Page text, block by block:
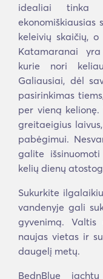
idealiai tinka
ekonomiškiausias
keleivių skaičių,
Katamaranai
kurie nori
Galiausiai, dėl
pasirinkimas
per vieną
greitaeigius
pabėgimui.
galite
kelių dienų
Sukurkite
vandenyje gali
gyvenimą.
naujas vietas ir
daugelį metų.
BednBlue